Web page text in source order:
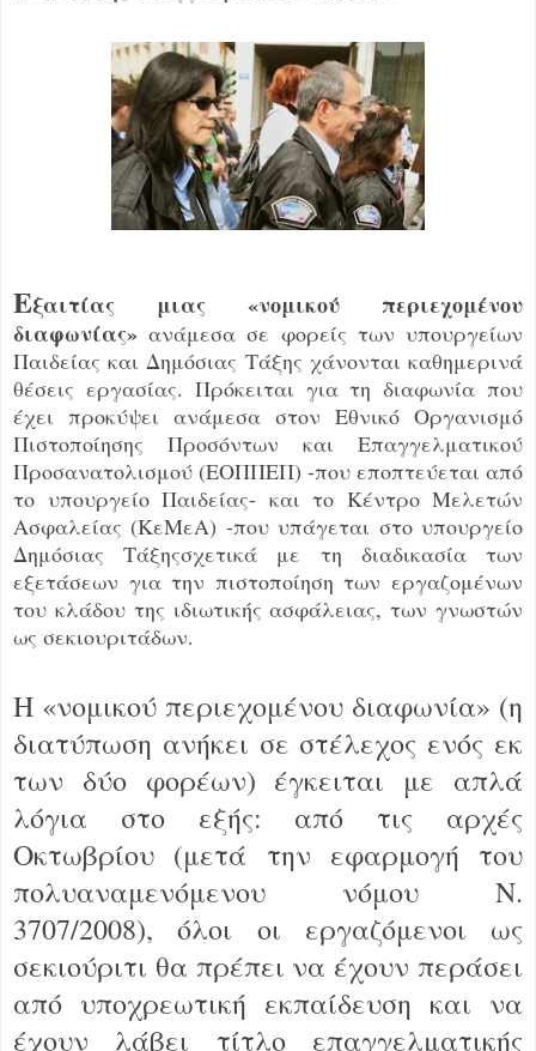
Εξαιτίας μιας «νομικού περιεχομένου
διαφωνίας» ανάμεσα σε φορείς των υπουργείων
Παιδείας και Δημόσιας Τάξης χάνονται καθημερινά
θέσεις εργασίας. Πρόκειται για τη διαφωνία που
έχει προκύψει ανάμεσα στον Εθνικό Οργανισμό
Πιστοποίησης Προσόντων και Επαγγελματικού
Προσανατολισμού (ΕΟΠΠΕΠ) -που εποπτεύεται από
το υπουργείο Παιδείας- και το Κέντρο Μελετών
Ασφαλείας (ΚεΜεΑ) -που υπάγεται στο υπουργείο
Δημόσιας Τάξηςσχετικά με τη διαδικασία των
εξετάσεων για την πιστοποίηση των εργαζομένων
του κλάδου της ιδιωτικής ασφάλειας, των γνωστών
ως σεκιουριτάδων.
Η «νομικού περιεχομένου διαφωνία» (η
διατύπωση ανήκει σε στέλεχος ενός εκ
των δύο φορέων) έγκειται με απλά
λόγια στο εξής: από τις αρχές
Οκτωβρίου (μετά την εφαρμογή του
πολυαναμενόμενου νόμου Ν.
3707/2008), όλοι οι εργαζόμενοι ως
σεκιούριτι θα πρέπει να έχουν περάσει
από υποχρεωτική εκπαίδευση και να
έχουν λάβει τίτλο επαγγελματικής